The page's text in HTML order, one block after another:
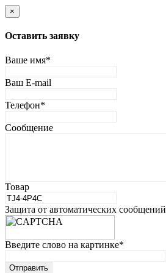
×
Оставить заявку
Ваше имя*
Ваш E-mail
Телефон*
Сообщение
Товар
Защита от автоматических сообщений
Введите слово на картинке*